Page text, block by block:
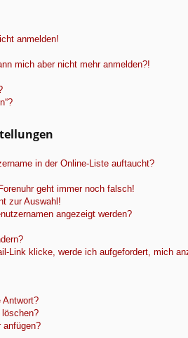
anmelden!
mich aber nicht mehr anmelden?!
in der Online-Liste auftaucht?
geht immer noch falsch!
zur Auswahl!
angezeigt werden?
Link klicke, werde ich aufgefordert, mich
Antwort?
anfügen?